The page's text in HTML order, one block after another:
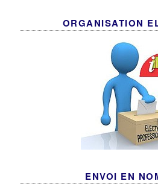
ORGANISATION
ENVOI EN